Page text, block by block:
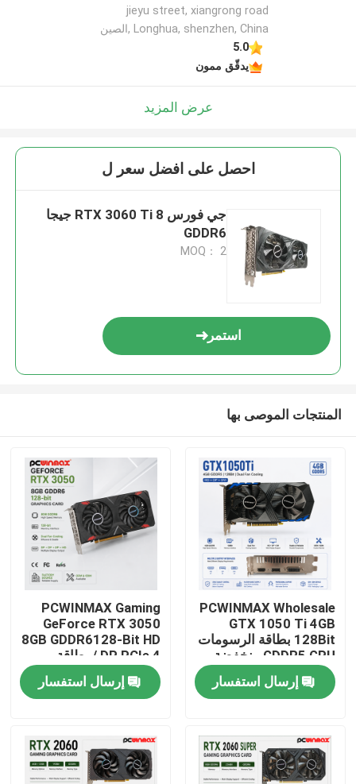
بيت
أشرطة فيديو
jieyu street, xiangrong road
Longhua, shenzhen, China ,الصين
5.0
يدقّق ممون
عرض المزيد
احصل على افضل سعر ل
جي فورس RTX 3060 Ti 8 جيجا
GDDR6
MOQ： 2
استمر
المنتجات الموصى بها
PCWINMAX Wholesale
GTX 1050 Ti 4GB
128Bit بطاقة الرسومات
GDDR5 GPU منخفضة
الطاقة مع HD DP DVI
للجهاز المكتبية
إرسال استفسار
PCWINMAX Gaming
GeForce RTX 3050
8GB GDDR6128-Bit HD
/ DP PCIe 4 بطاقة
رسومات ذات مراوح
مزدوجة لألعاب الكمبيوتر
إرسال استفسار